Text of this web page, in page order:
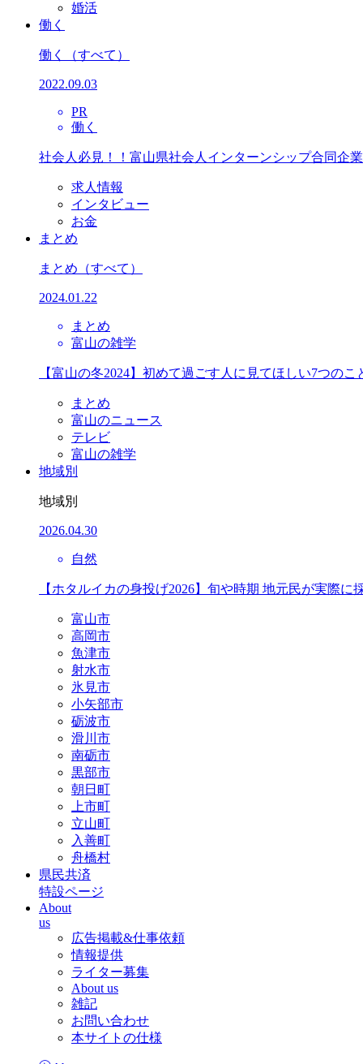
婚活
働く
働く （すべて）
2022.09.03
PR
働く
社会人必見！！富山県社会人インターンシップ合同企
求人情報
インタビュー
お金
まとめ
まとめ （すべて）
2024.01.22
まとめ
富山の雑学
【富山の冬2024】初めて過ごす人に見てほしい7つのこ
まとめ
富山のニュース
テレビ
富山の雑学
地域別
地域別
2026.04.30
自然
【ホタルイカの身投げ2026】旬や時期 地元民が実際に
富山市
高岡市
魚津市
射水市
氷見市
小矢部市
砺波市
滑川市
南砺市
黒部市
朝日町
上市町
立山町
入善町
舟橋村
県民共済
特設ページ
About
us
広告掲載&仕事依頼
情報提供
ライター募集
About us
雑記
お問い合わせ
本サイトの仕様